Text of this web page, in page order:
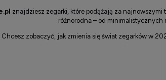
znajdziesz zegarki, które podążają za najnowszymi
różnorodna – od minimalistycznych
Chcesz zobaczyć, jak zmienia się świat zegarków w